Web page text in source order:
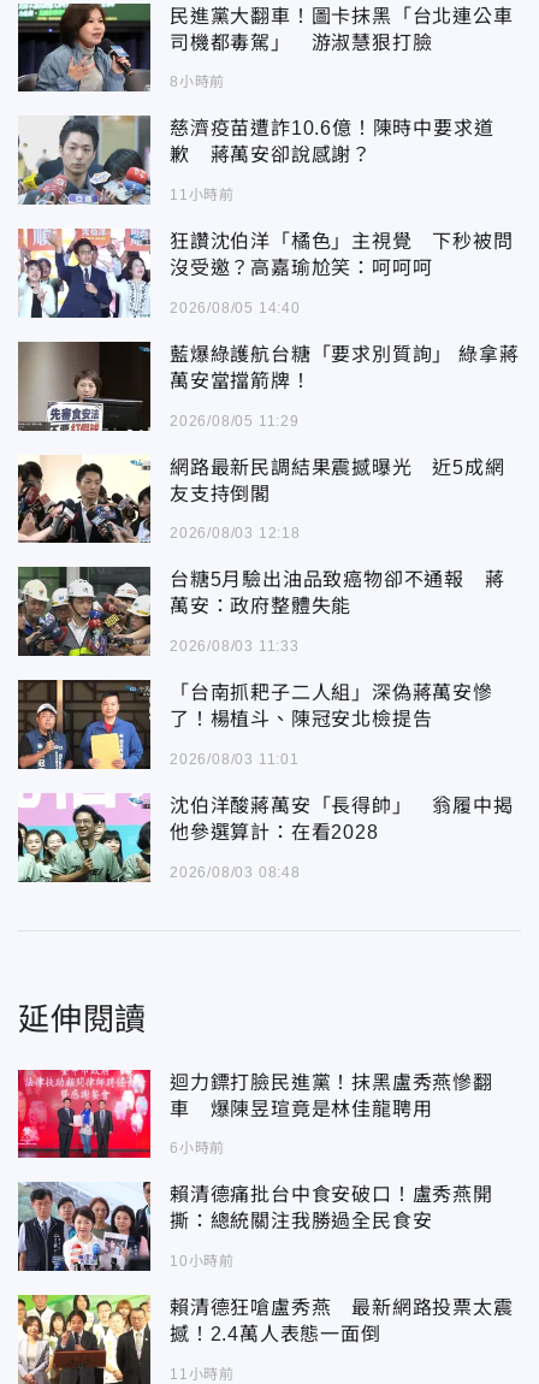
民進黨大翻車！圖卡抹黑「台北連公車
司機都毒駕」 游淑慧狠打臉
8小時前
慈濟疫苗遭詐10.6億！陳時中要求道
歉 蔣萬安卻說感謝？
11小時前
狂讚沈伯洋「橘色」主視覺 下秒被問
沒受邀？高嘉瑜尬笑：呵呵呵
2026/08/05 14:40
藍爆綠護航台糖「要求別質詢」 綠拿蔣
萬安當擋箭牌！
2026/08/05 11:29
網路最新民調結果震撼曝光 近5成網
友支持倒閣
2026/08/03 12:18
台糖5月驗出油品致癌物卻不通報 蔣
萬安：政府整體失能
2026/08/03 11:33
「台南抓耙子二人組」深偽蔣萬安慘
了！楊植斗、陳冠安北檢提告
2026/08/03 11:01
沈伯洋酸蔣萬安「長得帥」 翁履中揭
他參選算計：在看2028
2026/08/03 08:48
延伸閱讀
迴力鏢打臉民進黨！抹黑盧秀燕慘翻
車 爆陳昱瑄竟是林佳龍聘用
6小時前
賴清德痛批台中食安破口！盧秀燕開
撕：總統關注我勝過全民食安
10小時前
賴清德狂嗆盧秀燕 最新網路投票太震
撼！2.4萬人表態一面倒
11小時前